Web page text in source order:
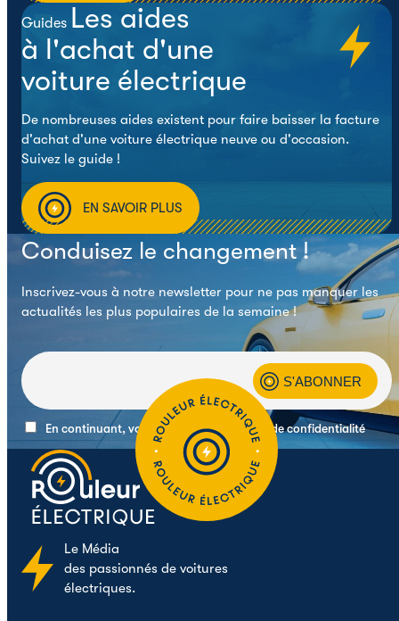
Guides Les aides
à l'achat d'une
voiture électrique
De nombreuses aides existent pour faire baisser la facture
d'achat d'une voiture électrique neuve ou d'occasion.
Suivez le guide !
EN SAVOIR PLUS
Conduisez le changement !
Inscrivez-vous à notre newsletter pour ne pas manquer les
actualités les plus populaires de la semaine !
En continuant, vous acceptez la politique de confidentialité
Le Média
des passionnés de voitures
électriques.